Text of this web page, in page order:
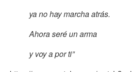
ya no hay marcha atrás.
Ahora seré un arma
y voy a por ti”